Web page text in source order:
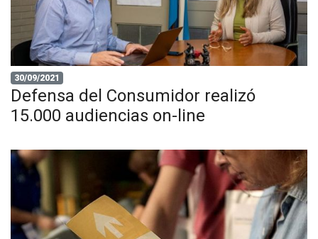
30/09/2021
Defensa del Consumidor realizó
15.000 audiencias on-line